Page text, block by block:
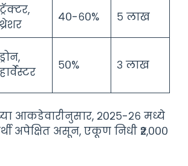
ट्रॅक्टर,
थ्रेशर
४०-६०% ५ लाख
ड्रोन,
हार्वेस्टर
५०% ३ लाख
आकडेवारीनुसार, २०२५-२६ मध्ये
अपेक्षित असून, एकूण निधी ₹२,०००